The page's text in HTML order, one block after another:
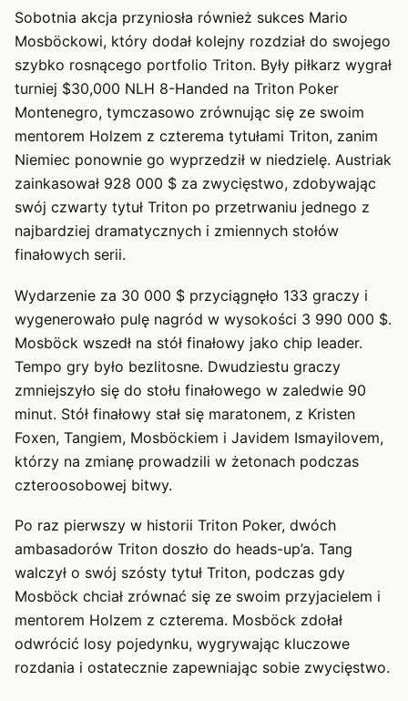
Sobotnia akcja przyniosła również sukces Mario
Mosböckowi, który dodał kolejny rozdział do swojego
szybko rosnącego portfolio Triton. Były piłkarz wygrał
turniej $30,000 NLH 8-Handed na Triton Poker
Montenegro, tymczasowo zrównując się ze swoim
mentorem Holzem z czterema tytułami Triton, zanim
Niemiec ponownie go wyprzedził w niedzielę. Austriak
zainkasował 928 000 $ za zwycięstwo, zdobywając
swój czwarty tytuł Triton po przetrwaniu jednego z
najbardziej dramatycznych i zmiennych stołów
finałowych serii.
Wydarzenie za 30 000 $ przyciągnęło 133 graczy i
wygenerowało pulę nagród w wysokości 3 990 000 $.
Mosböck wszedł na stół finałowy jako chip leader.
Tempo gry było bezlitosne. Dwudziestu graczy
zmniejszyło się do stołu finałowego w zaledwie 90
minut. Stół finałowy stał się maratonem, z Kristen
Foxen, Tangiem, Mosböckiem i Javidem Ismayilovem,
którzy na zmianę prowadzili w żetonach podczas
czteroosobowej bitwy.
Po raz pierwszy w historii Triton Poker, dwóch
ambasadorów Triton doszło do heads-up’a. Tang
walczył o swój szósty tytuł Triton, podczas gdy
Mosböck chciał zrównać się ze swoim przyjacielem i
mentorem Holzem z czterema. Mosböck zdołał
odwrócić losy pojedynku, wygrywając kluczowe
rozdania i ostatecznie zapewniając sobie zwycięstwo.